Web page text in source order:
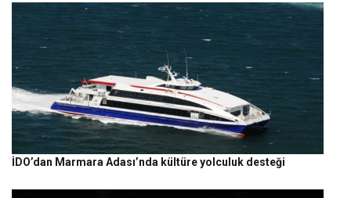
İDO’dan Marmara Adası’nda kültüre yolculuk desteği